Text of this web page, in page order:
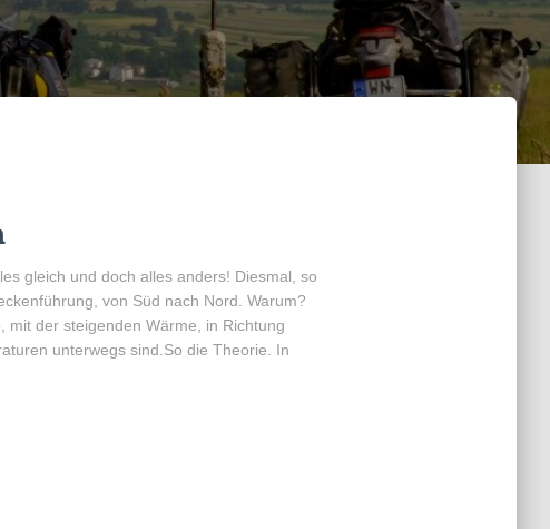
gleich und doch alles anders! Diesmal, so
von Süd nach Nord. Warum?
mit der steigenden Wärme, in Richtung
unterwegs sind.So die Theorie. In